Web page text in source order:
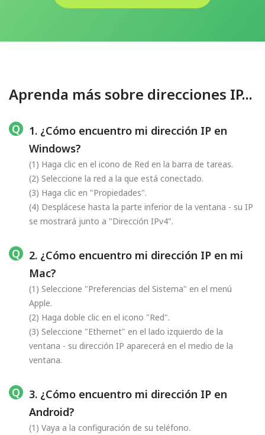
Aprenda más sobre direcciones IP...
1. ¿Cómo encuentro mi dirección IP en
Windows?
(1) Haga clic en el icono de Red en la barra de tareas.
(2) Seleccione la red a la que está conectado.
(3) Haga clic en "Propiedades".
(4) Desplácese hasta la parte inferior de la ventana - su IP
se mostrará junto a "Dirección IPv4".
2. ¿Cómo encuentro mi dirección IP en mi
Mac?
(1) Seleccione "Preferencias del Sistema" en el menú
Apple.
(2) Haga doble clic en el icono "Red".
(3) Seleccione "Ethernet" en el lado izquierdo de la
ventana - su dirección IP aparecerá en el medio de la
ventana.
3. ¿Cómo encuentro mi dirección IP en
Android?
(1) Vaya a la configuración de su teléfono.